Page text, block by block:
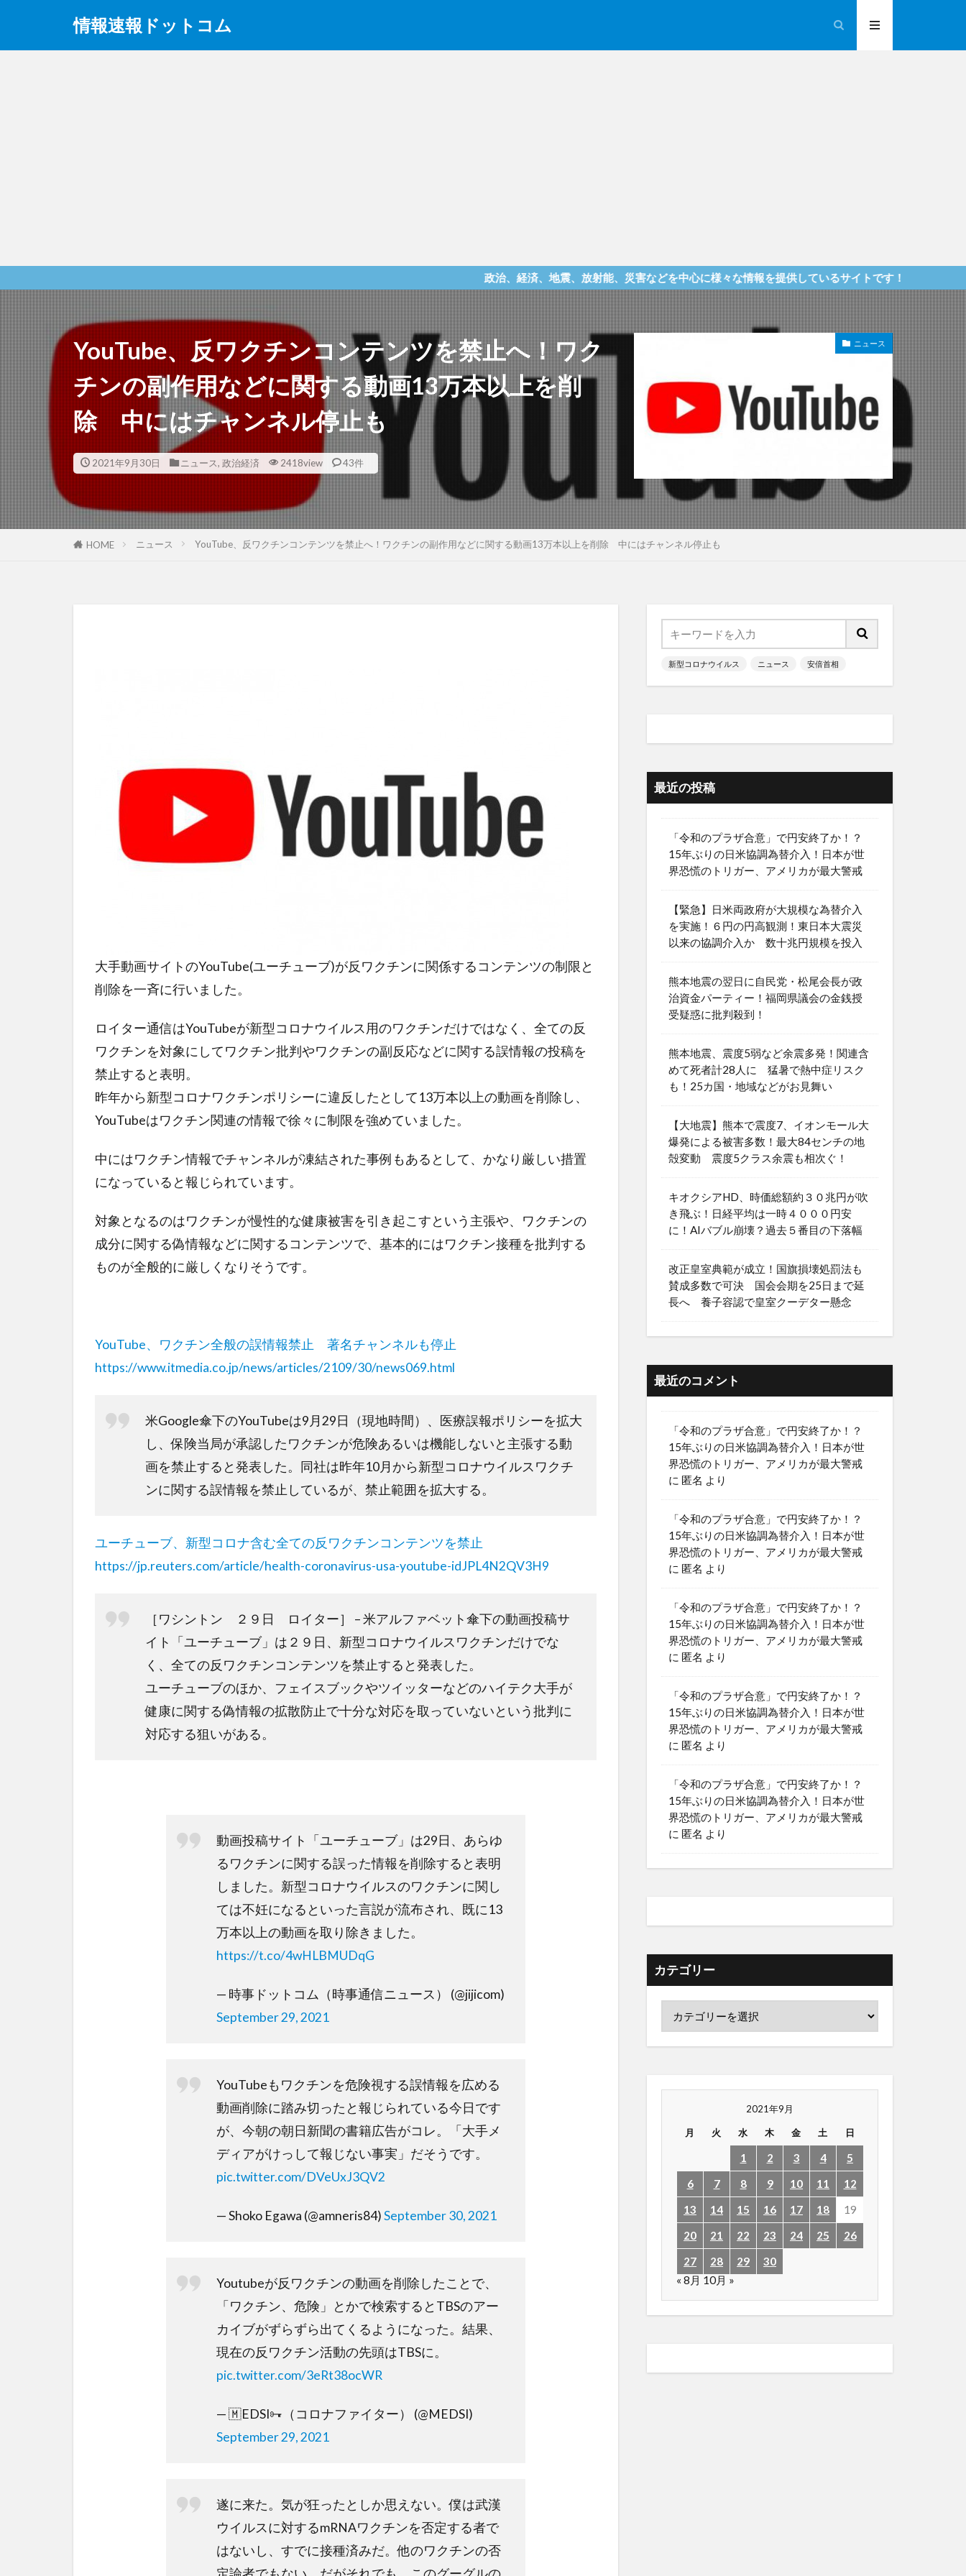
情報速報ドットコム
政治、経済、地震、放射能、災害などを中心に様々な情報を提供しているサイトです！
YouTube、反ワクチンコンテンツを禁止へ！ワク
チンの副作用などに関する動画13万本以上を削
除 中にはチャンネル停止も
2021年9月30日 ニュース, 政治経済 2418view 43件
ニュース
HOME ニュース YouTube、反ワクチンコンテンツを禁止へ！ワクチンの副作用などに関する動画13万本以上を削除 中にはチャンネル停止も
大手動画サイトのYouTube(ユーチューブ)が反ワクチンに関係するコンテンツの制限と
削除を一斉に行いました。
ロイター通信はYouTubeが新型コロナウイルス用のワクチンだけではなく、全ての反
ワクチンを対象にしてワクチン批判やワクチンの副反応などに関する誤情報の投稿を
禁止すると表明。
昨年から新型コロナワクチンポリシーに違反したとして13万本以上の動画を削除し、
YouTubeはワクチン関連の情報で徐々に制限を強めていました。
中にはワクチン情報でチャンネルが凍結された事例もあるとして、かなり厳しい措置
になっていると報じられています。
対象となるのはワクチンが慢性的な健康被害を引き起こすという主張や、ワクチンの
成分に関する偽情報などに関するコンテンツで、基本的にはワクチン接種を批判する
ものが全般的に厳しくなりそうです。
YouTube、ワクチン全般の誤情報禁止 著名チャンネルも停止
https://www.itmedia.co.jp/news/articles/2109/30/news069.html
米Google傘下のYouTubeは9月29日（現地時間）、医療誤報ポリシーを拡大
し、保険当局が承認したワクチンが危険あるいは機能しないと主張する動
画を禁止すると発表した。同社は昨年10月から新型コロナウイルスワクチ
ンに関する誤情報を禁止しているが、禁止範囲を拡大する。
ユーチューブ、新型コロナ含む全ての反ワクチンコンテンツを禁止
https://jp.reuters.com/article/health-coronavirus-usa-youtube-idJPL4N2QV3H9
［ワシントン ２９日 ロイター］ – 米アルファベット傘下の動画投稿サ
イト「ユーチューブ」は２９日、新型コロナウイルスワクチンだけでな
く、全ての反ワクチンコンテンツを禁止すると発表した。
ユーチューブのほか、フェイスブックやツイッターなどのハイテク大手が
健康に関する偽情報の拡散防止で十分な対応を取っていないという批判に
対応する狙いがある。
動画投稿サイト「ユーチューブ」は29日、あらゆ
るワクチンに関する誤った情報を削除すると表明
しました。新型コロナウイルスのワクチンに関し
ては不妊になるといった言説が流布され、既に13
万本以上の動画を取り除きました。
https://t.co/4wHLBMUDqG
— 時事ドットコム（時事通信ニュース） (@jijicom)
September 29, 2021
YouTubeもワクチンを危険視する誤情報を広める
動画削除に踏み切ったと報じられている今日です
が、今朝の朝日新聞の書籍広告がコレ。「大手メ
ディアがけっして報じない事実」だそうです。
pic.twitter.com/DVeUxJ3QV2
— Shoko Egawa (@amneris84)September 30, 2021
Youtubeが反ワクチンの動画を削除したことで、
「ワクチン、危険」とかで検索するとTBSのアー
カイブがずらずら出てくるようになった。結果、
現在の反ワクチン活動の先頭はTBSに。
pic.twitter.com/3eRt38ocWR
— 🇲️EDSI🗝（コロナファイター） (@MEDSI)
September 29, 2021
遂に来た。気が狂ったとしか思えない。僕は武漢
ウイルスに対するmRNAワクチンを否定する者で
はないし、すでに接種済みだ。他のワクチンの否
新型コロナウイルス ニュース 安倍首相
最近の投稿
「令和のプラザ合意」で円安終了か！？
15年ぶりの日米協調為替介入！日本が世
界恐慌のトリガー、アメリカが最大警戒
【緊急】日米両政府が大規模な為替介入
を実施！６円の円高観測！東日本大震災
以来の協調介入か 数十兆円規模を投入
熊本地震の翌日に自民党・松尾会長が政
治資金パーティー！福岡県議会の金銭授
受疑惑に批判殺到！
熊本地震、震度5弱など余震多発！関連含
めて死者計28人に 猛暑で熱中症リスク
も！25カ国・地域などがお見舞い
【大地震】熊本で震度7、イオンモール大
爆発による被害多数！最大84センチの地
殻変動 震度5クラス余震も相次ぐ！
キオクシアHD、時価総額約３０兆円が吹
き飛ぶ！日経平均は一時４０００円安
に！AIバブル崩壊？過去５番目の下落幅
改正皇室典範が成立！国旗損壊処罰法も
賛成多数で可決 国会会期を25日まで延
長へ 養子容認で皇室クーデター懸念
最近のコメント
「令和のプラザ合意」で円安終了か！？
15年ぶりの日米協調為替介入！日本が世
界恐慌のトリガー、アメリカが最大警戒
に 匿名 より
「令和のプラザ合意」で円安終了か！？
15年ぶりの日米協調為替介入！日本が世
界恐慌のトリガー、アメリカが最大警戒
に 匿名 より
「令和のプラザ合意」で円安終了か！？
15年ぶりの日米協調為替介入！日本が世
界恐慌のトリガー、アメリカが最大警戒
に 匿名 より
「令和のプラザ合意」で円安終了か！？
15年ぶりの日米協調為替介入！日本が世
界恐慌のトリガー、アメリカが最大警戒
に 匿名 より
「令和のプラザ合意」で円安終了か！？
15年ぶりの日米協調為替介入！日本が世
界恐慌のトリガー、アメリカが最大警戒
に 匿名 より
カテゴリー
2021年9月
月 火 水 木 金 土 日
1 2 3 4
5
6
7 8 9 10 11
12
13
14 15 16 17 18
19
20
21 22 23 24 25
26
27
28 29
30
« 8月 10月 »